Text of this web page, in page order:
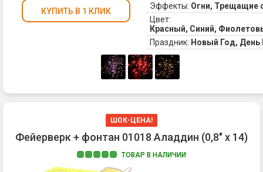
КУПИТЬ В 1 КЛИК
Эффекты: Огни, Трещащие
Цвет:
Красный, Синий,
Праздник: Новый Год,
ШОК-ЦЕНА!
Фейерверк + фонтан 01018 Аладдин (0,8" х 14)
ТОВАР В НАЛИЧИИ